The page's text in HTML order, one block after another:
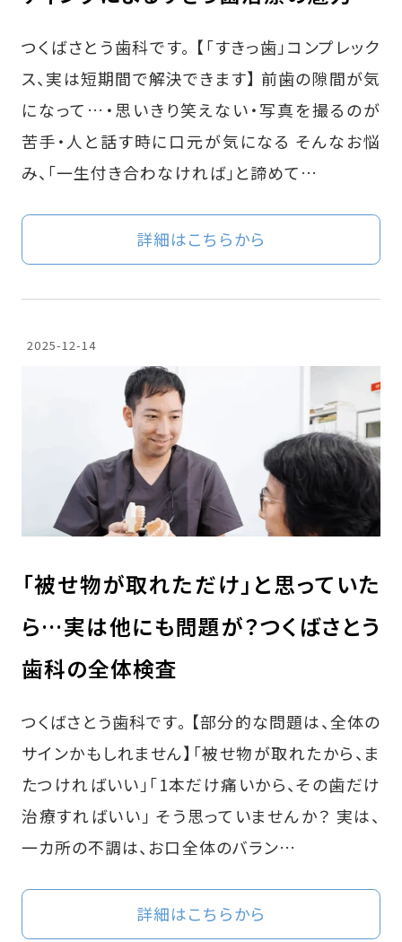
つくばさとう歯科です。 【「すきっ歯」コンプレック
ス、実は短期間で解決できます】 前歯の隙間が気
になって…・思いきり笑えない・写真を撮るのが
苦手・人と話す時に口元が気になる そんなお悩
み、「一生付き合わなければ」と諦めて…
詳細はこちらから
2025-12-14
「被せ物が取れただけ」と思っていた
ら…実は他にも問題が？つくばさとう
歯科の全体検査
つくばさとう歯科です。 【部分的な問題は、全体の
サインかもしれません】「被せ物が取れたから、ま
たつければいい」「1本だけ痛いから、その歯だけ
治療すればいい」 そう思っていませんか？ 実は、
一カ所の不調は、お口全体のバラン…
詳細はこちらから